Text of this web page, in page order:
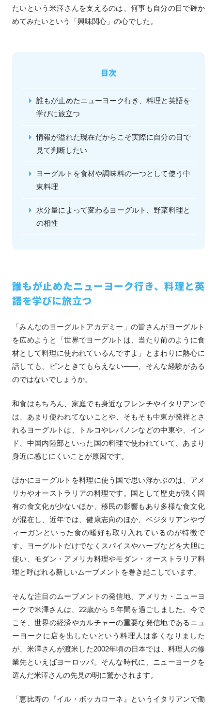
たいという米澤さんを支えるのは、何事も自分の目で確か
めてみたいという「興味関心」の心でした。
目次
誰もが止めたニューヨーク行き、料理と英語を
学びに旅立つ
情報が溢れた現在だからこそ実際に自分の目で
見て判断したい
ヨーグルトを食材や調味料の一つとして使う中
東料理
水分量によって変わるヨーグルト、野菜料理と
の相性
誰もが止めたニューヨーク行き、料理と英
語を学びに旅立つ
「みんなのヨーグルトアカデミー」の皆さんがヨーグルト
を広めようと「世界でヨーグルトは、当たり前のように食
材として料理に使われているんですよ」とまわりに熱心に
話しても、ピンときてもらえない――、そんな経験がある
のではないでしょうか。
和食はもちろん、家庭でも身近なフレンチやイタリアンで
は、あまり使われてないことや、そもそも中東が発祥とさ
れるヨーグルトは、トルコやレバノンなどの中東や、イン
ド、中国内陸部といった国の料理で使われていて、あまり
身近に感じにくいことが原因です。
ほかにヨーグルトを料理に使う国で思い浮かぶのは、アメ
リカやオーストラリアの料理です。国として歴史が浅く固
有の食文化が少ないほか、移民の影響もあり多様な食文化
が混在し、近年では、健康志向のほか、ベジタリアンやヴ
ィーガンといった食の嗜好も取り入れているのが特徴で
す。ヨーグルトだけでなくスパイスやハーブなどを大胆に
使い、モダン・アメリカ料理やモダン・オーストラリア料
理と呼ばれる新しいムーブメントを巻き起こしています。
そんな注目のムーブメントの発信地、アメリカ・ニューヨ
ークで米澤さんは、22歳から５年間を過ごしました。今で
こそ、世界の経済やカルチャーの重要な発信地であるニュ
ーヨークに店を出したいという料理人は多くなりました
が、米澤さんが渡米した2002年頃の日本では、料理人の修
業先といえばヨーロッパ。そんな時代に、ニューヨークを
選んだ米澤さんの先見の明に驚かされます。
「恵比寿の『イル・ボッカローネ』というイタリアンで働